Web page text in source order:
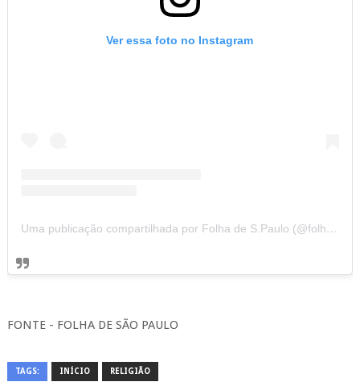
Ver essa foto no Instagram
Uma publicação compartilhada por Folha de S.Paulo (@folhadespaulo)
FONTE - FOLHA DE SÃO PAULO
TAGS: INÍCIO RELIGIÃO